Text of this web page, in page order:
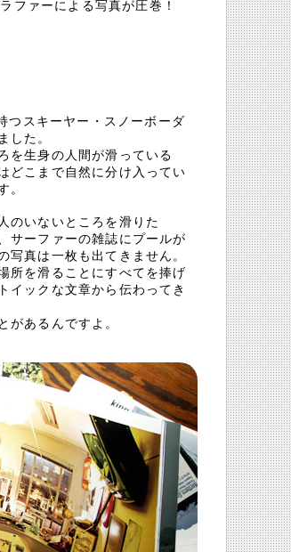
ファーによる写真が圧巻！
つスキーヤー・スノーボーダ
した。
を生身の人間が滑っている
どこまで自然に分け入ってい
。
のいないところを滑りた
サーファーの雑誌にプールが
写真は一枚も出てきません。
所を滑ることにすべてを捧げ
イックな文章から伝わってき
があるんですよ。